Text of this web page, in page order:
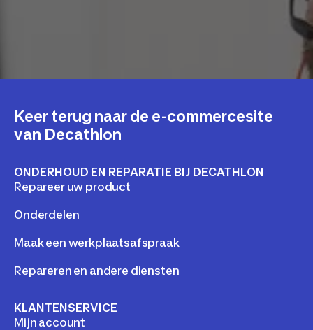
Keer terug naar de e-commercesite
van Decathlon
ONDERHOUD EN REPARATIE BIJ DECATHLON
Repareer uw product
Onderdelen
Maak een werkplaatsafspraak
Repareren en andere diensten
KLANTENSERVICE
Mijn account